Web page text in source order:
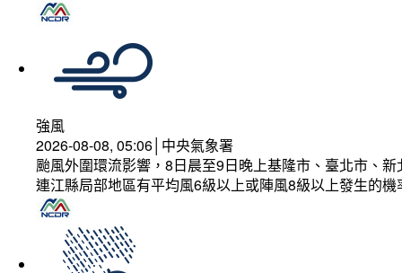
強風
2026-08-08, 05:06│中央氣象署
颱風外圍環流影響，8日晨至9日晚上基隆市、臺北市、
連江縣局部地區有平均風6級以上或陣風8級以上發生的